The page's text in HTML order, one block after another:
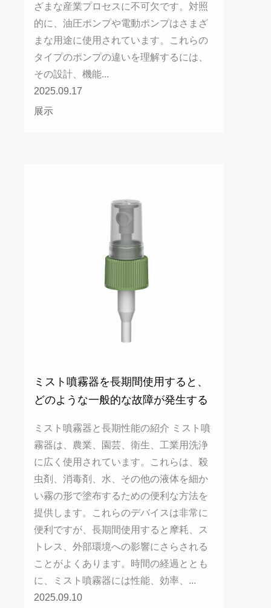
ざまな産業プロセスに不可欠です。対照
的に、油圧ポンプや電動ポンプはさまざ
まな用途に使用されています。これらの
タイプのポンプの違いを理解するには、
その設計、機能...
2025.09.17
展示
ミスト噴霧器を長期間使用すると、
どのような一般的な故障が発生する
ミスト噴霧器と長期性能の紹介 ミスト噴
霧器は、農業、園芸、衛生、工業用洗浄
に広く使用されています。これらは、殺
虫剤、消毒剤、水、その他の液体を細か
い霧の形で塗布するための便利な方法を
提供します。これらのデバイスは非常に
便利ですが、長期間使用すると摩耗、ス
トレス、外部環境への影響にさらされる
ことがよくあります。時間の経過ととも
に、ミスト噴霧器には性能、効率、...
2025.09.10